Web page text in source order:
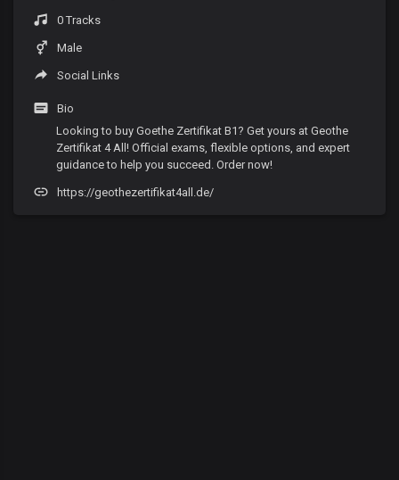
0 Tracks
Male
Social Links
Bio
Looking to buy Goethe Zertifikat B1? Get yours at Geothe
Zertifikat 4 All! Official exams, flexible options, and expert
guidance to help you succeed. Order now!
https://geothezertifikat4all.de/